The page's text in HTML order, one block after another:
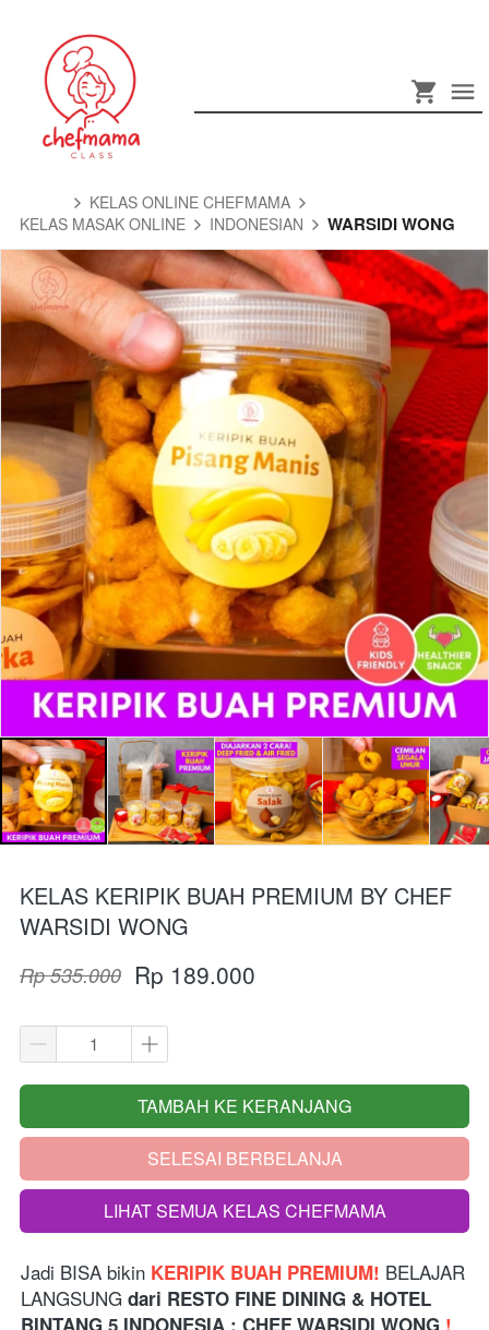
KELAS ONLINE CHEFMAMA
KELAS MASAK ONLINE
INDONESIAN WARSIDI WONG
KELAS KERIPIK BUAH PREMIUM BY CHEF
WARSIDI WONG
Rp 535.000 Rp 189.000
`
TAMBAH KE KERANJANG
`SELESAI BERBELANJA
`LIHAT SEMUA KELAS CHEFMAMA
Jadi BISA bikin KERIPIK BUAH PREMIUM! BELAJAR
LANGSUNG dari RESTO FINE DINING & HOTEL
BINTANG 5 INDONESIA : CHEF WARSIDI WONG !